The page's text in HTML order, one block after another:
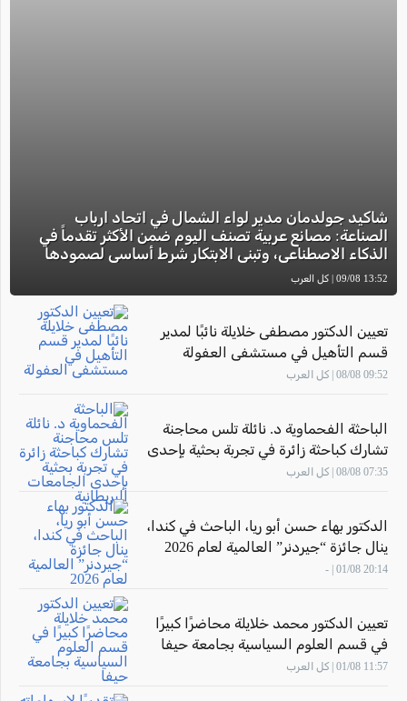
شاكيد جولدمان مدير لواء الشمال في اتحاد ارباب
الصناعة: مصانع عربية تصنف اليوم ضمن الأكثر تقدماً في
الذكاء الاصطناعي، وتبني الابتكار شرط أساسي لصمودها
13:52 09/08 | كل العرب
تعيين الدكتور مصطفى خلايلة نائبًا لمدير
قسم التأهيل في مستشفى العفولة
09:52 08/08 | كل العرب
الباحثة الفحماوية د. نائلة تلس محاجنة
تشارك كباحثة زائرة في تجربة بحثية بإحدى
الجامعات البريطانية
07:35 08/08 | كل العرب
الدكتور بهاء حسن أبو ريا، الباحث في كندا،
ينال جائزة “جيردنر” العالمية لعام 2026
20:14 01/08 | -
تعيين الدكتور محمد خلايلة محاضرًا كبيرًا
في قسم العلوم السياسية بجامعة حيفا
11:57 01/08 | كل العرب